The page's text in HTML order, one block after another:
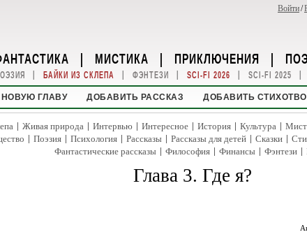
Войти/
| МИСТИКА | ПРИКЛЮЧЕНИЯ |
| БАЙКИ ИЗ СКЛЕПА | ФЭНТЕЗИ | SCI-FI 2026 | SCI-FI 2025 |
ГЛАВУ ДОБАВИТЬ РАССКАЗ ДОБАВИТЬ
| Живая природа | Интервью | Интересное | История | Культура |
| Поэзия | Психология | Рассказы | Рассказы для детей | Сказки |
Фантастические рассказы | Философия | Финансы | Фэнтези |
Глава 3. Где я?